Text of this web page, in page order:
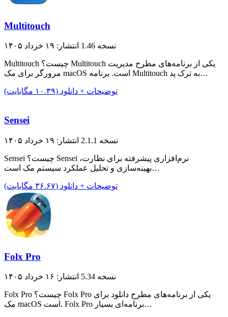
Multitouch
نسخه 1.46 انتشار: ۱۹ خرداد ۱۴۰۵
Multitouch چیست؟ Multitouch یکی از برنامه‌های مطرح مدیریت
مرورگر برای مک macOS است. برنامه Multitouch به ترک پد…
توضیحات + دانلود (۱۰.۳۹ مگابایت)
Sensei
نسخه 2.1.1 انتشار: ۱۹ خرداد ۱۴۰۵
Sensei چیست؟ Sensei نرم‌افزاری پیشرفته برای نظارت،
بهینه‌سازی و تحلیل عملکرد سیستم مک است…
توضیحات + دانلود (۳۶.۶۷ مگابایت)
Folx Pro
نسخه 5.34 انتشار: ۱۶ خرداد ۱۴۰۵
Folx Pro چیست؟ Folx Pro یکی از برنامه‌های مطرح دانلود برای
مک macOS است. Folx Pro برنامه‌ای بسیار…